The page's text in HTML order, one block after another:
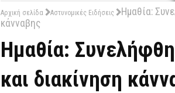
Αρχική σελίδα Αστυνομικές Ειδήσεις
Ημαθία:
κάνναβης
Ημαθία:
και διακίνηση